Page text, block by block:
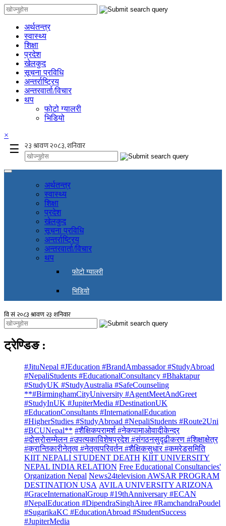
अर्थतन्त्र
स्वास्थ्य
शिक्षा
प्रदेश
खेलकुद
सूचना प्रविधि
अन्तर्राष्ट्रिय
अन्तरवार्ता/विचार
थप
फोटो ग्यालरी
भिडियो
×
☰
अर्थतन्त्र
स्वास्थ्य
शिक्षा
प्रदेश
खेलकुद
सूचना प्रविधि
अन्तर्राष्ट्रिय
अन्तरवार्ता/विचार
थप
फोटो ग्यालरी
भिडियो
ट्रेण्डिङ :
#JituNepal #JEducation #BrandAmbassador #StudyAbroad
#NepaliStudents #EducationalConsultancy #Bhaktapur
#StudyUK #StudyAustralia #SafeCounseling
**#BirminghamCityUniversity #AgentMeetAndGreet
#StudyInUK #JupiterMedia #DestinationUK
#EducationConsultants #InternationalEducation
#HigherStudies #StudyAbroad #NepaliStudents #Route2Uni
#BCUNepal** #शैक्षिकपरामर्श #नेकपामाओवादीकेन्द्र
#दोस्रोसम्मेलन #उपत्यकाविशेषप्रदेश #संगठनसुदृढीकरण #शिक्षाक्षेत्र
#क्रान्तिकारीनेतृत्व #नेतृत्वपरिवर्तन #शैक्षिकसुधार #कमरेडसमिति
KIIT NEPALI STUDENT DEATH KIIT UNIVERSITY
NEPAL INDIA RELATION Free Educational Consultancies'
Organization Nepal News24television AWSAR PROGRAM
DESTINATION USA AVILA UNIVERSITY ARIZONA
#GraceInternationalGroup #19thAnniversary #ECAN
#NepalEducation #DipendraSinghAiree #RamchandraPoudel
#SugarikaKC #EducationAbroad #StudentSuccess
#JupiterMedia